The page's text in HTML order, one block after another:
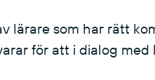
lärare som har rätt
för att i dialog